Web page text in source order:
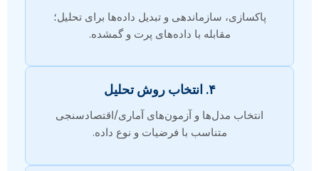
پاکسازی، سازماندهی و تبدیل داده‌ها برای تحلیل؛
مقابله با داده‌های پرت و گمشده.
۴. انتخاب روش تحلیل
انتخاب مدل‌ها و آزمون‌های آماری/اقتصادسنجی
متناسب با فرضیات و نوع داده.